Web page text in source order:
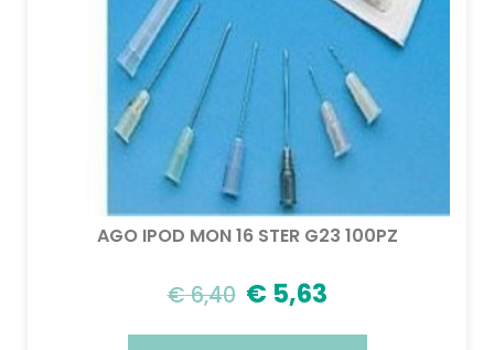
AGO IPOD MON 16 STER G23 100PZ
€6,40 € 5,63